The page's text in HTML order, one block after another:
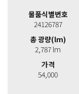
물품식별번호
24126787
총 광량(lm)
2,787 lm
가격
54,000